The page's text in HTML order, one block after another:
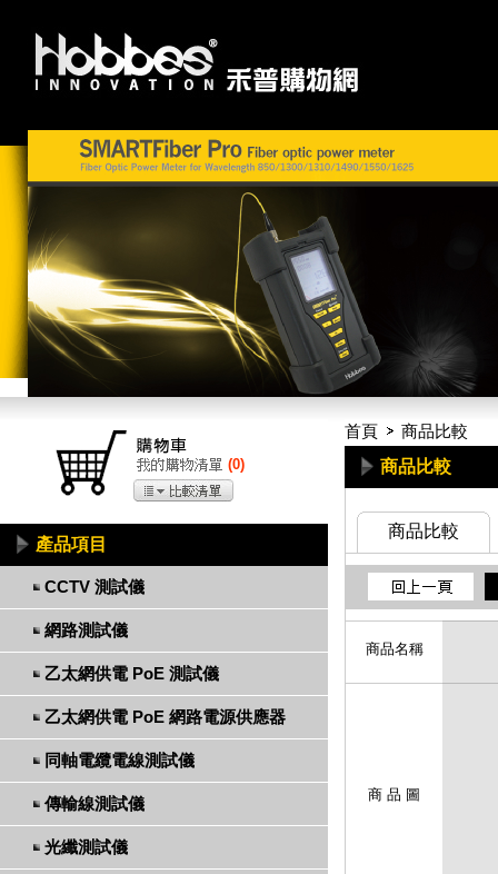
首頁
商品比較
商品比較
商品比較
商品名稱
商 品 圖
(0)
產品項目
CCTV 測試儀
網路測試儀
乙太網供電 PoE 測試儀
乙太網供電 PoE 網路電源供應器
同軸電纜電線測試儀
傳輸線測試儀
光纖測試儀